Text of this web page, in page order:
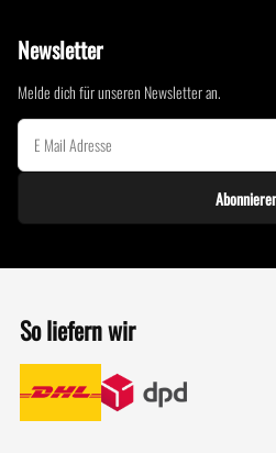
Newsletter
Melde dich für unseren Newsletter an.
So liefern wir